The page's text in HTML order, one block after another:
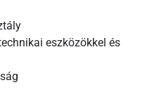
eszközökkel és